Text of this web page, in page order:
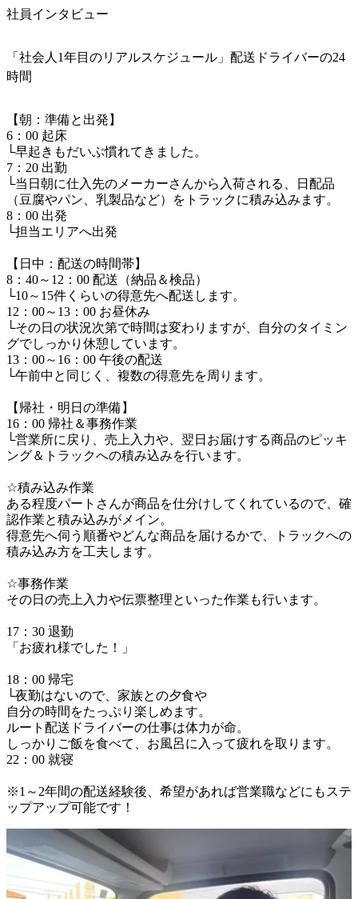
社員インタビュー
「社会人1年目のリアルスケジュール」配送ドライバーの24
時間
【朝：準備と出発】
6：00 起床
└早起きもだいぶ慣れてきました。
7：20 出勤
└当日朝に仕入先のメーカーさんから入荷される、日配品
（豆腐やパン、乳製品など）をトラックに積み込みます。
8：00 出発
└担当エリアへ出発
【日中：配送の時間帯】
8：40～12：00 配送（納品＆検品）
└10～15件くらいの得意先へ配送します。
12：00～13：00 お昼休み
└その日の状況次第で時間は変わりますが、自分のタイミン
グでしっかり休憩しています。
13：00～16：00 午後の配送
└午前中と同じく、複数の得意先を周ります。
【帰社・明日の準備】
16：00 帰社＆事務作業
└営業所に戻り、売上入力や、翌日お届けする商品のピッキ
ング＆トラックへの積み込みを行います。
☆積み込み作業
ある程度パートさんが商品を仕分けしてくれているので、確
認作業と積み込みがメイン。
得意先へ伺う順番やどんな商品を届けるかで、トラックへの
積み込み方を工夫します。
☆事務作業
その日の売上入力や伝票整理といった作業も行います。
17：30 退勤
「お疲れ様でした！」
18：00 帰宅
└夜勤はないので、家族との夕食や
自分の時間をたっぷり楽しめます。
ルート配送ドライバーの仕事は体力が命。
しっかりご飯を食べて、お風呂に入って疲れを取ります。
22：00 就寝
※1～2年間の配送経験後、希望があれば営業職などにもステ
ップアップ可能です！